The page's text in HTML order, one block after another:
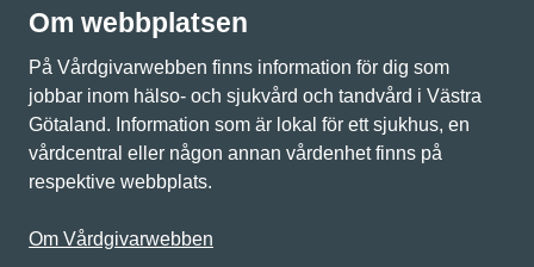
Om webbplatsen
På Vårdgivarwebben finns information för dig som
jobbar inom hälso- och sjukvård och tandvård i Västra
Götaland. Information som är lokal för ett sjukhus, en
vårdcentral eller någon annan vårdenhet finns på
respektive webbplats.
Om Vårdgivarwebben